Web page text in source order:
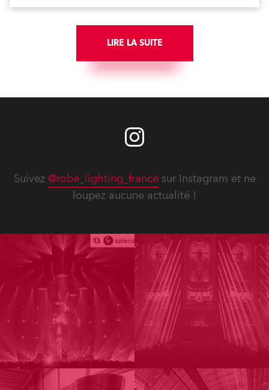
LIRE LA SUITE
Suivez @robe_lighting_francesur Instagram et ne
loupez aucune actualité !